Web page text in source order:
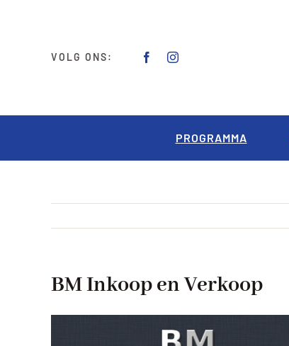
VOLG ONS:
PROGRAMMA
BM Inkoop en Verkoop